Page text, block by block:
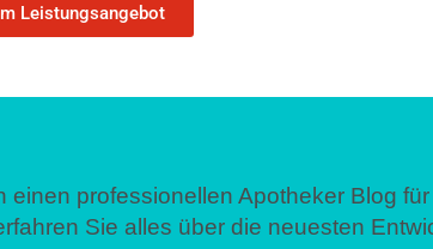
Leistungsangebot
einen professionellen Apotheker Blog
Sie alles über die neuesten